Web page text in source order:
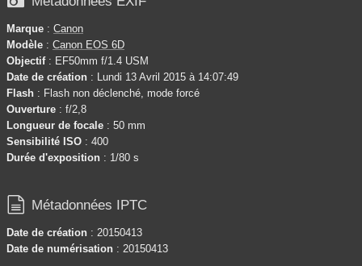
Marque : Canon
Modèle : Canon EOS 6D
Objectif: EF50mm f/1.4 USM
Date de création : Lundi 13 Avril 2015 à 14:07:49
Flash : Flash non déclenché, mode forcé
Ouverture : f/2,8
Longueur de focale : 50 mm
Sensibilité ISO : 400
Durée d'exposition : 1/80 s
 Métadonnées IPTC
Date de création : 20150413
Date de numérisation : 20150413